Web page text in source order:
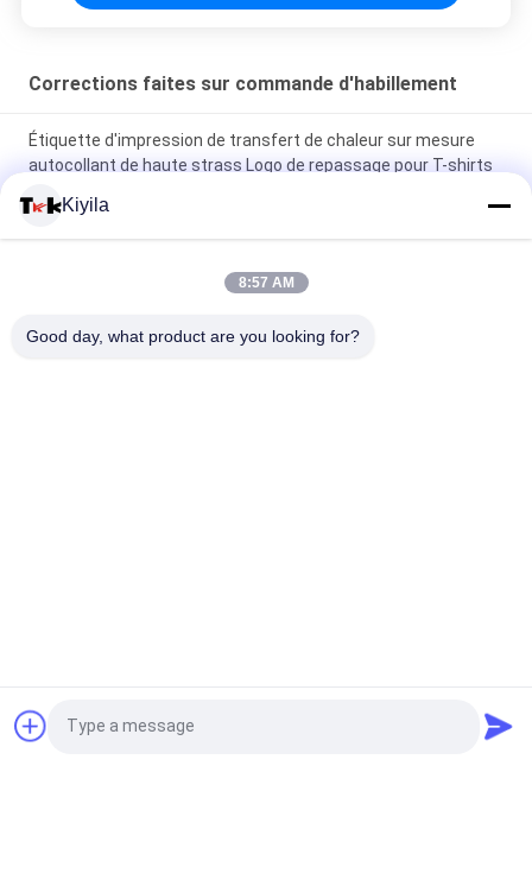
Corrections faites sur commande d'habillement
Étiquette d'impression de transfert de chaleur sur mesure
autocollant de haute strass Logo de repassage pour T-shirts
Plages adhésifs en silicone Plages lavables étiquette de
brosses à dents en silicone
en caoutchouc Patch de transfert de chaleur en silicone
Labels Tissés
D'habillement
Demandez un devis
Kiyila
8:57 AM
Good day, what product are you looking for?